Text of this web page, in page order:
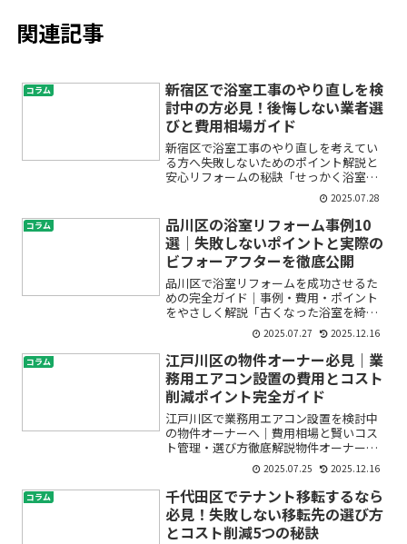
関連記事
コラム
新宿区で浴室工事のやり直しを検
討中の方必見！後悔しない業者選
びと費用相場ガイド
新宿区で浴室工事のやり直しを考えてい
る方へ――失敗しないためのポイント解説と
安心リフォームの秘訣「せっかく浴室を
リフォームしたのに、仕上がりに満足で
きない」「水漏れやカビが再発してしま
った」「施工ミスかも？」――新宿区で浴室
やり直しやバスル...
2025.07.28
コラム
品川区の浴室リフォーム事例10
選｜失敗しないポイントと実際の
ビフォーアフターを徹底公開
品川区で浴室リフォームを成功させるた
めの完全ガイド｜事例・費用・ポイント
をやさしく解説「古くなった浴室を綺麗
にしたい」「ユニットバスの交換やバリ
アフリー改修って難しそう」「実際の費
用や流れが分からなくて不安」品川区で
浴室のリフォームを検討し...
2025.07.27 2025.12.16
コラム
江戸川区の物件オーナー必見｜業
務用エアコン設置の費用とコスト
削減ポイント完全ガイド
江戸川区で業務用エアコン設置を検討中
の物件オーナーへ｜費用相場と賢いコス
ト管理・選び方徹底解説物件オーナーと
して、江戸川区で業務用エアコンを新た
に導入・交換したいけれど、「費用はど
れくらい必要？」「見積りはどうやって
比較するの？」「余計なコ...
2025.07.25 2025.12.16
コラム
千代田区でテナント移転するなら
必見！失敗しない移転先の選び方
とコスト削減5つの秘訣